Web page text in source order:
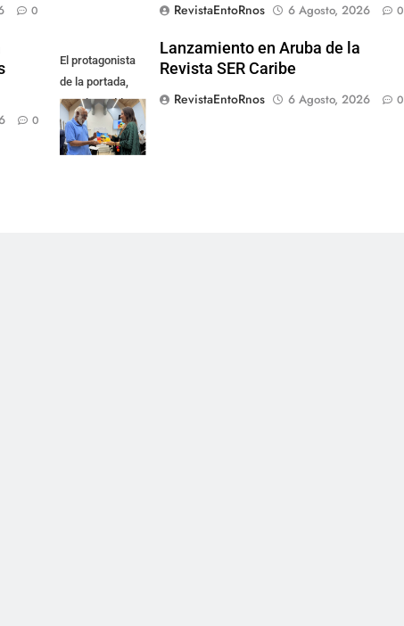
0
RevistaEntoRnos
6 Agosto, 2026 0
0
El protagonista
de la portada,
Ramón Todd
Dandaré.
Lanzamiento en Aruba de la
Revista SER Caribe
RevistaEntoRnos
6 Agosto, 2026 0